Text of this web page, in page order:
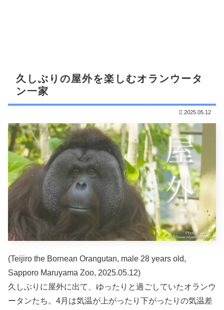
久しぶりの屋外を楽しむオランウータ
ン一家
2025.05.12
(Teijiro the Bornean Orangutan, male 28 years old,
Sapporo Maruyama Zoo, 2025.05.12)
久しぶりに屋外に出て、ゆったりと過ごしていたオランウ
ータンたち。4月は気温が上がったり下がったりの気温差